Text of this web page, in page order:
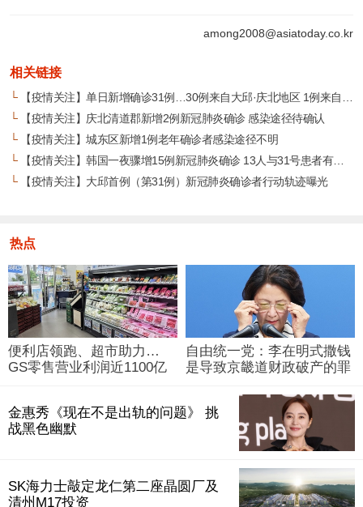
among2008@asiatoday.co.kr
相关链接
└【疫情关注】单日新增确诊31例…30例来自大邱·庆北地区 1例来自首尔
└【疫情关注】庆北清道郡新增2例新冠肺炎确诊 感染途径待确认
└【疫情关注】城东区新增1例老年确诊者感染途径不明
└【疫情关注】韩国一夜骤增15例新冠肺炎确诊 13人与31号患者有过接触
└【疫情关注】大邱首例（第31例）新冠肺炎确诊者行动轨迹曝光
热点
便利店领跑、超市助力…
GS零售营业利润近1100亿
自由统一党：李在明式撒钱
是导致京畿道财政破产的罪
金惠秀《现在不是出轨的问题》 挑
战黑色幽默
SK海力士敲定龙仁第二座晶圆厂及
清州M17投资